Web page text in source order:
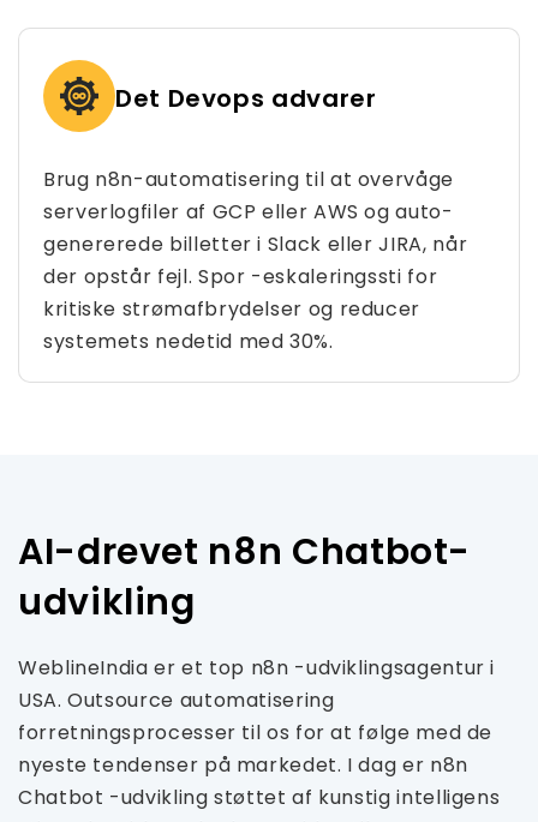
Det Devops advarer
Brug n8n-automatisering til at overvåge
serverlogfiler af GCP eller AWS og auto-
genererede billetter i Slack eller JIRA, når
der opstår fejl. Spor -eskaleringssti for
kritiske strømafbrydelser og reducer
systemets nedetid med 30%.
AI-drevet n8n Chatbot-
udvikling
WeblineIndia er et top n8n -udviklingsagentur i
USA. Outsource automatisering
forretningsprocesser til os for at følge med de
nyeste tendenser på markedet. I dag er n8n
Chatbot -udvikling støttet af kunstig intelligens